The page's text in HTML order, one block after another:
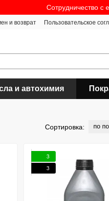
Сотрудничество c
и возврат Пользовательское
и автохимия
Сортировка: по
3
3